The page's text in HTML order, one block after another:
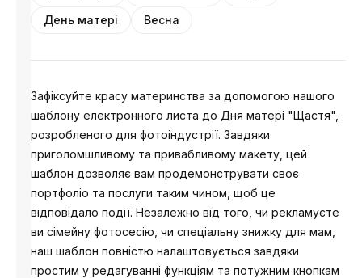
День матері
Весна
Зафіксуйте красу материнства за допомогою нашого
шаблону електронного листа до Дня матері "Щастя",
розробленого для фотоіндустрії. Завдяки
приголомшливому та привабливому макету, цей
шаблон дозволяє вам продемонструвати своє
портфоліо та послуги таким чином, щоб це
відповідало події. Незалежно від того, чи рекламуєте
ви сімейну фотосесію, чи спеціальну знижку для мам,
наш шаблон повністю налаштовується завдяки
простим у редагуванні функціям та потужним кнопкам